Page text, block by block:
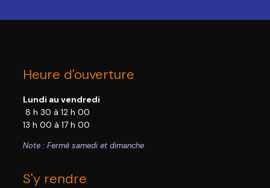
Heure d'ouverture
Lundi au vendredi
8 h 30 à 12 h 00
13 h 00 à 17 h 00
Note : Fermé samedi et dimanche
S'y rendre